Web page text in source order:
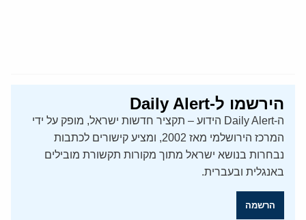
הירשמו ל-Daily Alert
ה-Daily Alert הידוע – תקציר חדשות ישראל, מופק על ידי
המרכז הירושלמי מאז 2002, ומציע קישורים לכתבות
נבחרות בנושא ישראל מתוך מקורות תקשורת מובילים
באנגלית ובעברית.
הרשמה